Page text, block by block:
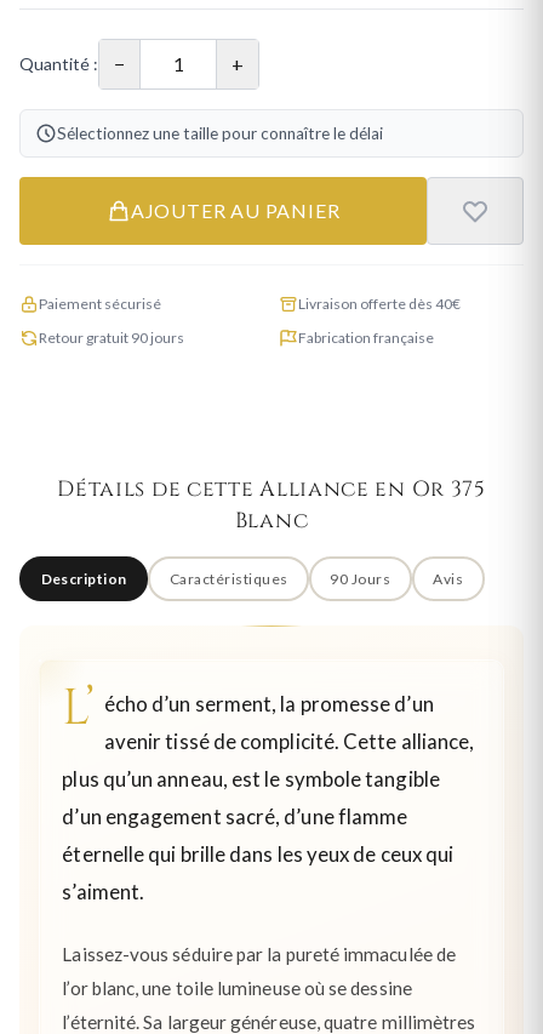
Quantité : − +
Sélectionnez une taille pour connaître le délai
AJOUTER AU PANIER
Paiement sécurisé
Livraison offerte dès 40€
Retour gratuit 90 jours
Fabrication française
Détails de cette Alliance en Or 375
Blanc
Description Caractéristiques 90 Jours Avis
L’ écho d’un serment, la promesse d’un
avenir tissé de complicité. Cette alliance,
plus qu’un anneau, est le symbole tangible
d’un engagement sacré, d’une flamme
éternelle qui brille dans les yeux de ceux qui
s’aiment.
Laissez-vous séduire par la pureté immaculée de
l’or blanc, une toile lumineuse où se dessine
l’éternité. Sa largeur généreuse, quatre millimètres